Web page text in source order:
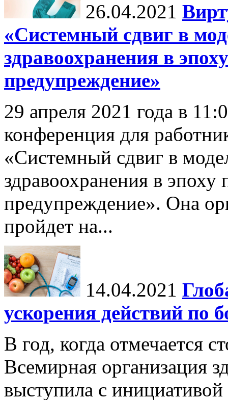
26.04.2021
«Системный сдвиг в
здравоохранения в
предупреждение»
29 апреля 2021 года в
конференция для
«Системный сдвиг в
здравоохранения в
предупреждение». Она
пройдет на...
14.04.2021
ускорения действий по
В год, когда отмечается
Всемирная организация
выступила с